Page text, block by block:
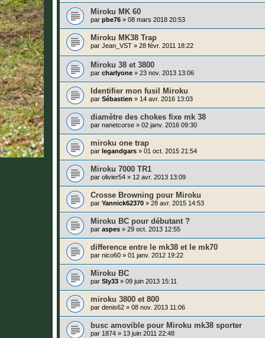
Miroku MK 60
par pbe76 » 08 mars 2018 20:53
Miroku MK38 Trap
par Jean_VST » 28 févr. 2011 18:22
Miroku 38 et 3800
par charlyone » 23 nov. 2013 13:06
Identifier mon fusil Miroku
par Sébastien » 14 avr. 2016 13:03
diamètre des chokes fixe mk 38
par nanetcorse » 02 janv. 2016 09:30
miroku one trap
par legandgars » 01 oct. 2015 21:54
Miroku 7000 TR1
par olivier54 » 12 avr. 2013 13:09
Crosse Browning pour Miroku
par Yannick62370 » 28 avr. 2015 14:53
Miroku BC pour débutant ?
par aspes » 29 oct. 2013 12:55
difference entre le mk38 et le mk70
par nico60 » 01 janv. 2012 19:22
Miroku BC
par Sly33 » 09 juin 2013 15:11
miroku 3800 et 800
par denis62 » 08 nov. 2013 11:06
busc amovible pour Miroku mk38 sporter
par 1874 » 13 juin 2011 22:48